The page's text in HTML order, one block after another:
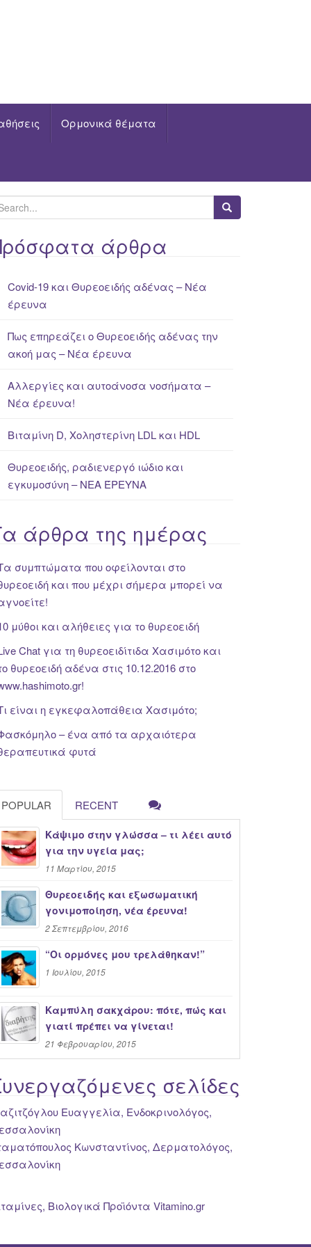
Ορμονικά θέματα
άρθρα
Covid-19 και Θυρεοειδής αδένας – Νέα
έρευνα
Πως επηρεάζει ο Θυρεοειδής αδένας την
ακοή μας – Νέα έρευνα
Αλλεργίες και αυτοάνοσα νοσήματα –
Νέα έρευνα!
Βιταμίνη D, Χοληστερίνη LDL και HDL
Θυρεοειδής, ραδιενεργό ιώδιο και
εγκυμοσύνη – ΝΕΑ ΈΡΕΥΝΑ
άρθρα της ημέρας
συμπτώματα που οφείλονται στο
και που μέχρι σήμερα μπορεί να
μύθοι και αλήθειες για το θυρεοειδή
Chat για τη θυρεοειδίτιδα Χασιμότο και
θυρεοειδή αδένα στις 10.12.2016 στο
είναι η εγκεφαλοπάθεια Χασιμότο;
– ένα από τα αρχαιότερα
φυτά
POPULAR RECENT
Κάψιμο στην γλώσσα – τι λέει αυτό
για την υγεία μας;
11 Μαρτίου, 2015
Θυρεοειδής και εξωσωματική
γονιμοποίηση, νέα έρευνα!
2 Σεπτεμβρίου, 2016
“Oι ορμόνες μου τρελάθηκαν!”
1 Ιουλίου, 2015
Καμπύλη σακχάρου: πότε, πώς και
γιατί πρέπει να γίνεται!
21 Φεβρουαρίου, 2015
σελίδες
Ευαγγελία, Ενδοκρινολόγος,
Κωνσταντίνος, Δερματολόγος,
Βιολογικά Προϊόντα Vitamino.gr